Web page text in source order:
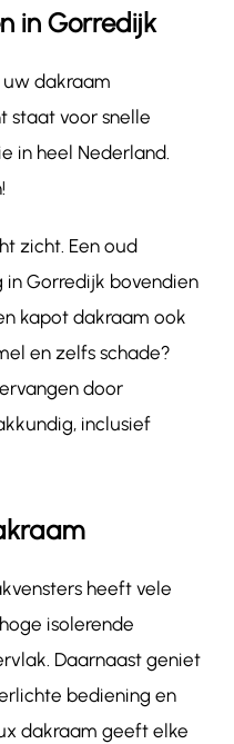
in Gorredijk
dakraam
staat voor snelle
in heel Nederland.
zicht. Een oud
Gorredijk bovendien
kapot dakraam ook
en zelfs schade?
door
inclusief
heeft vele
isolerende
Daarnaast geniet
bediening en
dakraam geeft elke